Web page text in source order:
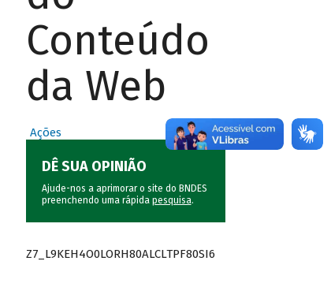
Conteúdo
da Web
Ações
DÊ SUA OPINIÃO
Ajude-nos a aprimorar o site do BNDES
preenchendo uma rápida pesquisa.
Z7_L9KEH4O0LORH80ALCLTPF80SI6